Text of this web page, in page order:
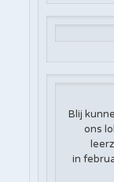
Blij
ons
in